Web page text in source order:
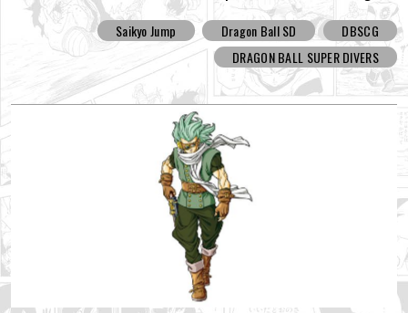
Ball SD et tous les bonus !
Saikyo Jump Dragon Ball SD
DBSCG
DRAGON BALL SUPER DIVERS